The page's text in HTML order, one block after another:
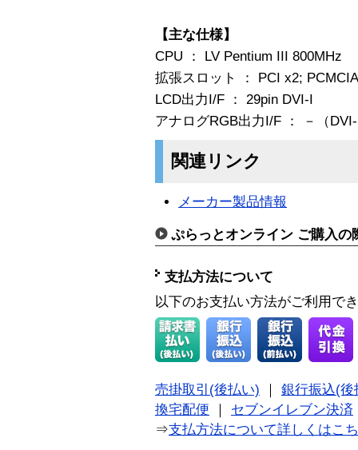
【主な仕様】
CPU ： LV Pentium III 800MHz
拡張スロット ： PCI x2;
LCD出力I/F ： 29pin DVI-I
アナログRGB出力I/F ： －（
関連リンク
メーカー製品情報
ぷらっとオンライン ご購入の
支払方法について
以下のお支払い方法がご利用で
売掛取引(後払い)
銀行振込(後
換宅配便
セブンイレブン決済
⇒支払方法について詳しくはこ